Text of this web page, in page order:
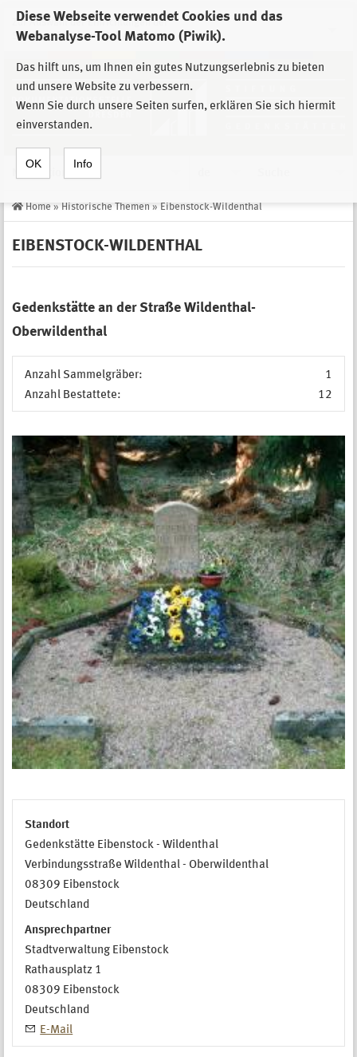
Diese Webseite verwendet Cookies und das
Webanalyse-Tool Matomo (Piwik).
Das hilft uns, um Ihnen ein gutes Nutzungserlebnis zu bieten
und unsere Website zu verbessern.
Wenn Sie durch unsere Seiten surfen, erklären Sie sich hiermit
einverstanden.
OK Info
Zur Auswahl der Einrichtungen der
Stiftung Sächsische Gedenkstätten
Home » Historische Themen » Eibenstock-Wildenthal
EIBENSTOCK-WILDENTHAL
Gedenkstätte an der Straße Wildenthal-
Oberwildenthal
Anzahl Sammelgräber:
1
Anzahl Bestattete:
12
Standort
Gedenkstätte Eibenstock - Wildenthal
Verbindungsstraße Wildenthal - Oberwildenthal
08309 Eibenstock
Deutschland
Ansprechpartner
Stadtverwaltung Eibenstock
Rathausplatz 1
08309 Eibenstock
Deutschland
E-Mail